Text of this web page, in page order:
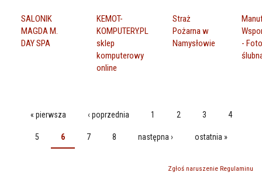
SALONIK
MAGDA M.
DAY SPA
KEMOT-
KOMPUTERY.PL
sklep
komputerowy
online
Straż
Pożarna w
Namysłowie
-
STRONY
« pierwsza ‹ poprzednia 1 2 3 4
5 6 7 8 następna › ostatnia »
Zgłoś naruszenie Regulaminu